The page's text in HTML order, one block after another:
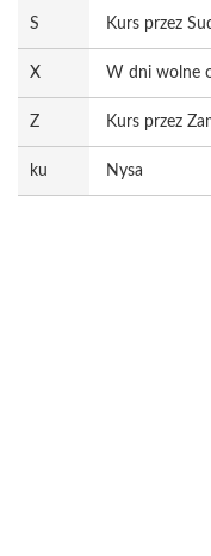
S Kurs przez
X W dni wolne
Z Kurs przez
ku Nysa